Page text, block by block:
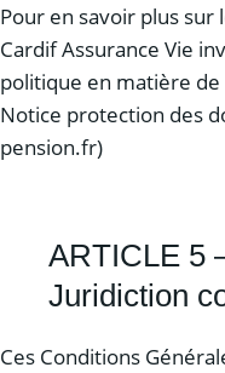
Pour en savoir plus sur
Cardif Assurance Vie
politique en matière de
Notice protection des
pension.fr)
ARTICLE 5
Juridiction
Ces Conditions